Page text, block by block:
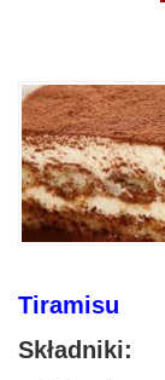
Tiramisu
Składniki: